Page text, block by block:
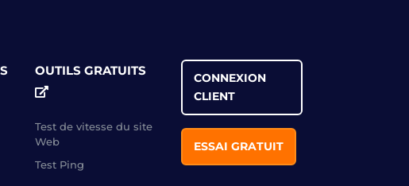
OUTILS GRATUITS
Test de vitesse du site
Web
Test Ping
CONNEXION
CLIENT
ESSAI GRATUIT